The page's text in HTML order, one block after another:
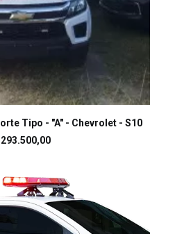
MAIS
Tipo - "A" - Chevrolet - S10
293.500,00